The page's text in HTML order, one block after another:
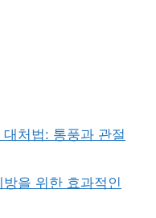
처법: 통풍과 관절
을 위한 효과적인